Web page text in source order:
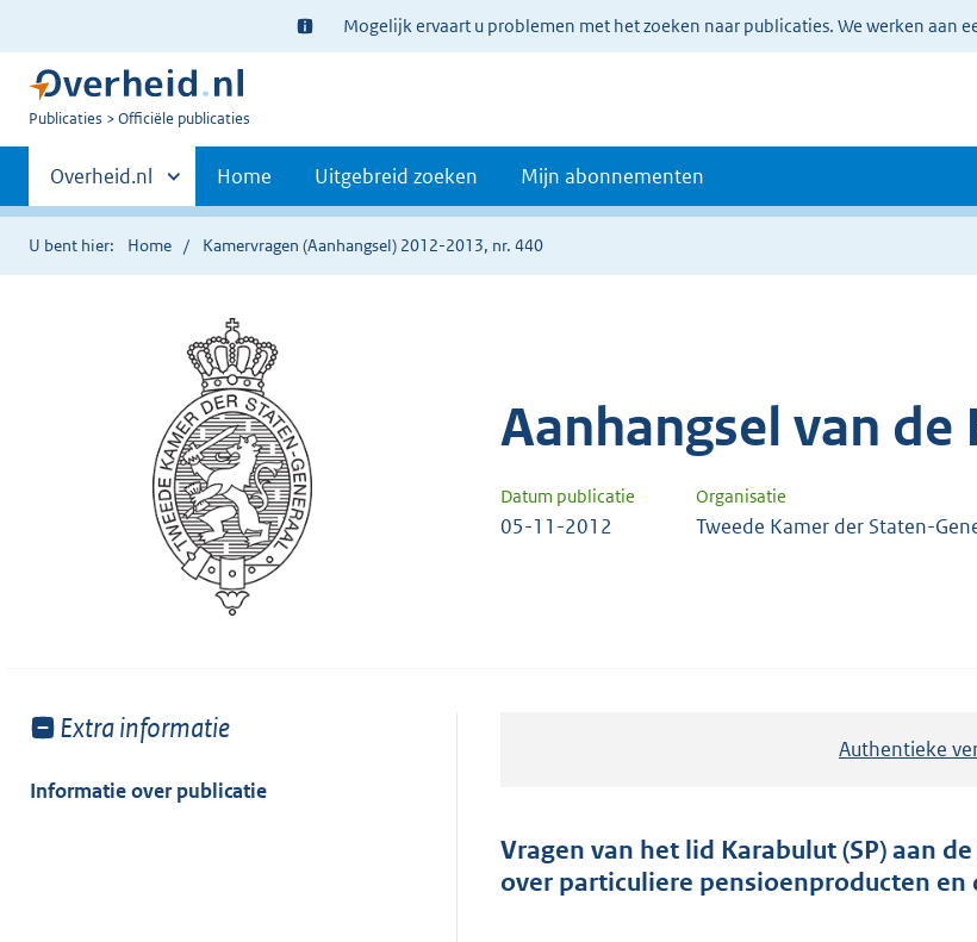
Ter
informatie:
Mogelijk ervaart u problemen met het zoeken naar publicaties. We werken aan
U
Publicaties Officiële publicaties
Primaire
navigatie
Andere
sites
binnen
Overheid.nl Home Uitgebreid zoeken Mijn abonnementen
U bent hier: Home Kamervragen (Aanhangsel) 2012-2013, nr. 440
Aanhangsel van de
Datum publicatie Organisatie
05-11-2012 Tweede Kamer der Staten-
Toon
van:
Extra informatie
Informatie over publicatie
Authentieke
Vragen van het lid Karabulut (SP) aan
over particuliere pensioenproducten